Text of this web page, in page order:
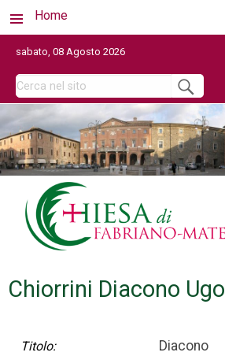
Home
sabato, 08 Agosto 2026
Chiorrini Diacono Ugo
Titolo: Diacono